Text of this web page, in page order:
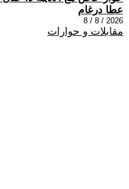
عطا درغام
2026 / 8 / 8
مقابلات و حوارات